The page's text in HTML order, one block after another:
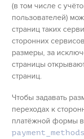
(в том числе с
пользователей)
страниц таких
сторонних
размеры, за
страницы
страниц.
Чтобы задавать
переходах к
платёжной формы в